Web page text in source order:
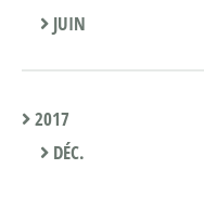
JUIN
2017
DÉC.